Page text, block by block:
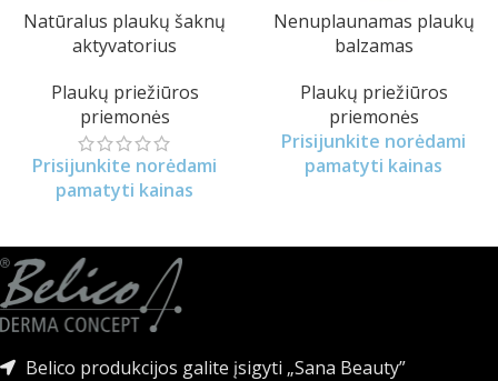
Natūralus plaukų šaknų
aktyvatorius
Plaukų priežiūros
priemonės
Prisijunkite norėdami
pamatyti kainas
Nenuplaunamas plaukų
balzamas
Plaukų priežiūros
priemonės
Prisijunkite norėdami
pamatyti kainas
Belico produkcijos galite įsigyti „Sana Beauty”